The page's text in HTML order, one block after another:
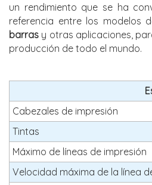
un rendimiento que se ha
referencia entre los modelos
barras y otras aplicaciones,
producción de todo el mundo.
Cabezales de impresión
Tintas
Máximo de líneas de impresión
Velocidad máxima de la línea